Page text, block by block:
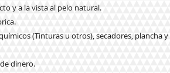
y a la vista al pelo natural.
(Tinturas u otros), secadores, plancha y
dinero.